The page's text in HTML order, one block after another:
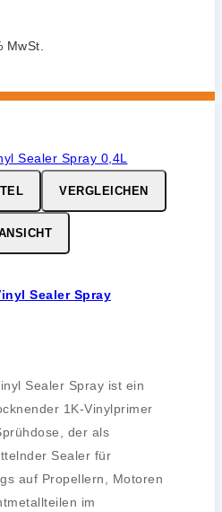
MwSt.
VERGLEICHEN
Sealer Spray
Sealer Spray ist ein
1K-Vinylprimer
der als
Sealer für
auf Propellern, Motoren
im